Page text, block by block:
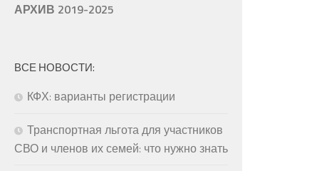
АРХИВ 2019-2025
ВСЕ НОВОСТИ:
КФХ: варианты регистрации
Транспортная льгота для участников
СВО и членов их семей: что нужно знать